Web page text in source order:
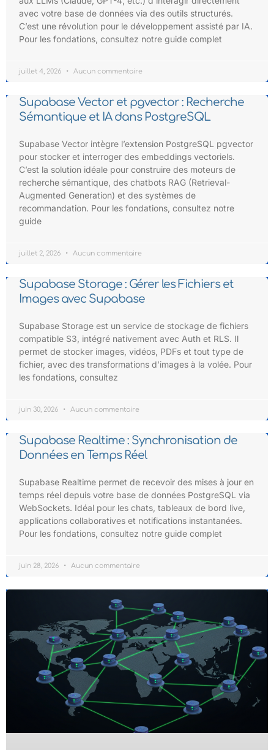
avec votre base de données via des outils structurés.
C’est une révolution pour le développement assisté par IA.
Pour les fondations, consultez notre guide complet
juillet 4, 2026 Aucun commentaire
Supabase Vector et pgvector : Recherche
Sémantique et IA dans PostgreSQL
Supabase Vector intègre l’extension PostgreSQL pgvector
pour stocker et interroger des embeddings vectoriels.
C’est la solution idéale pour construire des moteurs de
recherche sémantique, des chatbots RAG (Retrieval-
Augmented Generation) et des systèmes de
recommandation. Pour les fondations, consultez notre
guide
juillet 2, 2026 Aucun commentaire
Supabase Storage : Gérer les Fichiers et
Images avec Supabase
Supabase Storage est un service de stockage de fichiers
compatible S3, intégré nativement avec Auth et RLS. Il
permet de stocker images, vidéos, PDFs et tout type de
fichier, avec des transformations d’images à la volée. Pour
les fondations, consultez
juin 30, 2026 Aucun commentaire
Supabase Realtime : Synchronisation de
Données en Temps Réel
Supabase Realtime permet de recevoir des mises à jour en
temps réel depuis votre base de données PostgreSQL via
WebSockets. Idéal pour les chats, tableaux de bord live,
applications collaboratives et notifications instantanées.
Pour les fondations, consultez notre guide complet
juin 28, 2026 Aucun commentaire